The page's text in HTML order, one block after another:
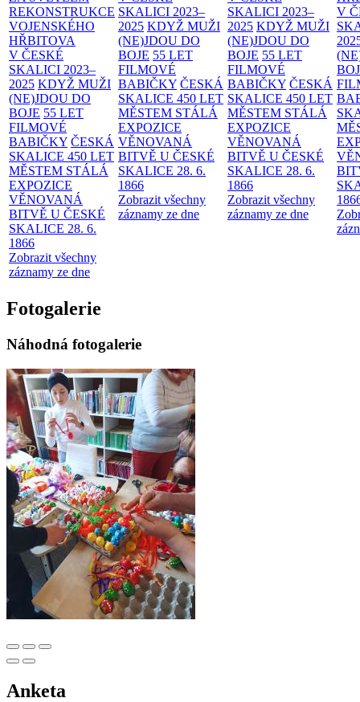
REKONSTRUKCE
VOJENSKÉHO
HŘBITOVA
V ČESKÉ
SKALICI 2023–
2025 KDYŽ MUŽI
(NE)JDOU DO
BOJE 55 LET
FILMOVÉ
BABIČKY ČESKÁ
SKALICE 450 LET
MĚSTEM STÁLÁ
EXPOZICE
VĚNOVANÁ
BITVĚ U ČESKÉ
SKALICE 28. 6.
1866
Zobrazit všechny
záznamy ze dne
SKALICI 2023–
2025 KDYŽ MUŽI
(NE)JDOU DO
BOJE 55 LET
FILMOVÉ
BABIČKY ČESKÁ
SKALICE 450 LET
MĚSTEM STÁLÁ
EXPOZICE
VĚNOVANÁ
BITVĚ U ČESKÉ
SKALICE 28. 6.
1866
Zobrazit všechny
záznamy ze dne
SKALICI 2023–
2025 KDYŽ MUŽI
(NE)JDOU DO
BOJE 55 LET
FILMOVÉ
BABIČKY ČESKÁ
SKALICE 450 LET
MĚSTEM STÁLÁ
EXPOZICE
VĚNOVANÁ
BITVĚ U ČESKÉ
SKALICE 28. 6.
1866
Zobrazit všechny
záznamy ze dne
V
Fotogalerie
Náhodná fotogalerie
Anketa